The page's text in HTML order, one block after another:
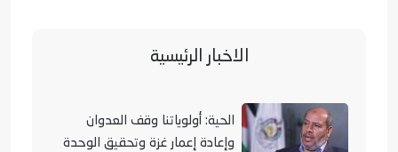
الاخبار الرئيسية
الحية: أولوياتنا وقف العدوان
وإعادة إعمار غزة وتحقيق الوحدة